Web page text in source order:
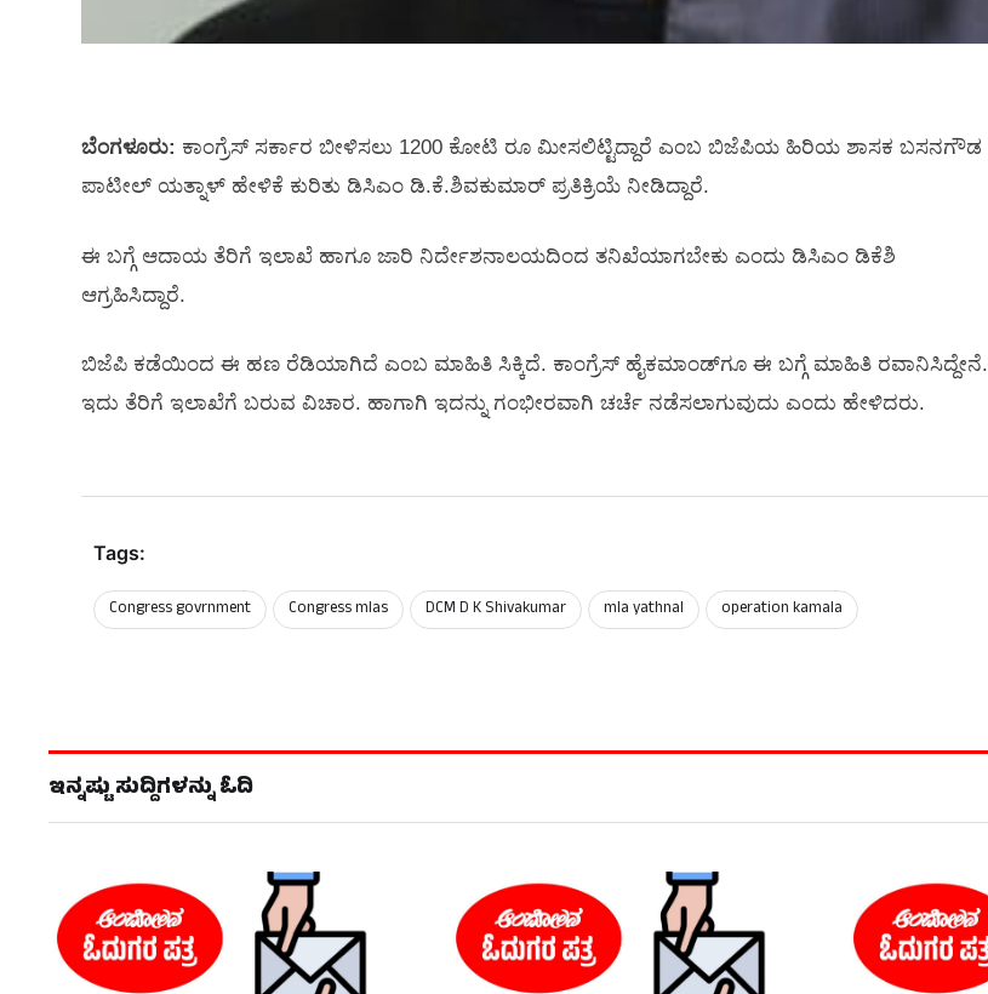
ಬೆಂಗಳೂರು: ಕಾಂಗ್ರೆಸ್‌ ಸರ್ಕಾರ ಬೀಳಿಸಲು 1200 ಕೋಟಿ ರೂ ಮೀಸಲಿಟ್ಟಿದ್ದಾರೆ ಎಂಬ ಬಿಜೆಪಿಯ ಹಿರಿಯ ಶಾಸಕ ಬಸನಗೌಡ
ಪಾಟೀಲ್‌ ಯತ್ನಾಳ್‌ ಹೇಳಿಕೆ ಕುರಿತು ಡಿಸಿಎಂ ಡಿ.ಕೆ.ಶಿವಕುಮಾರ್‌ ಪ್ರತಿಕ್ರಿಯೆ ನೀಡಿದ್ದಾರೆ.
ಈ ಬಗ್ಗೆ ಆದಾಯ ತೆರಿಗೆ ಇಲಾಖೆ ಹಾಗೂ ಜಾರಿ ನಿರ್ದೇಶನಾಲಯದಿಂದ ತನಿಖೆಯಾಗಬೇಕು ಎಂದು ಡಿಸಿಎಂ ಡಿಕೆಶಿ
ಆಗ್ರಹಿಸಿದ್ದಾರೆ.
ಬಿಜೆಪಿ ಕಡೆಯಿಂದ ಈ ಹಣ ರೆಡಿಯಾಗಿದೆ ಎಂಬ ಮಾಹಿತಿ ಸಿಕ್ಕಿದೆ. ಕಾಂಗ್ರೆಸ್‌ ಹೈಕಮಾಂಡ್‌ಗೂ ಈ ಬಗ್ಗೆ ಮಾಹಿತಿ ರವಾನಿಸಿದ್ದೇನೆ.
ಇದು ತೆರಿಗೆ ಇಲಾಖೆಗೆ ಬರುವ ವಿಚಾರ. ಹಾಗಾಗಿ ಇದನ್ನು ಗಂಭೀರವಾಗಿ ಚರ್ಚೆ ನಡೆಸಲಾಗುವುದು ಎಂದು ಹೇಳಿದರು.
Tags:
Congress govrnment Congress mlas DCM D K Shivakumar mla yathnal operation kamala
ಇನ್ನಷ್ಟು ಸುದ್ದಿಗಳನ್ನು ಓದಿ